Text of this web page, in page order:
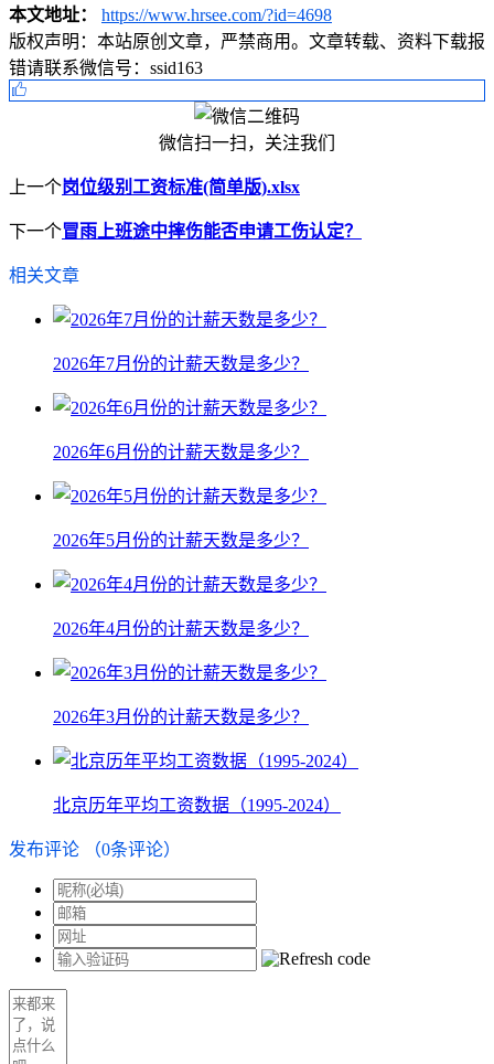
本文地址：
https://www.hrsee.com/?id=4698
版权声明： 本站原创文章，严禁商用。文章转载、资料下载报
错请联系微信号：ssid163
微信扫一扫，关注我们
上一个岗位级别工资标准(简单版).xlsx
下一个冒雨上班途中摔伤能否申请工伤认定？
相关文章
2026年7月份的计薪天数是多少？
2026年6月份的计薪天数是多少？
2026年5月份的计薪天数是多少？
2026年4月份的计薪天数是多少？
2026年3月份的计薪天数是多少？
北京历年平均工资数据（1995-2024）
发布评论 （0条评论）